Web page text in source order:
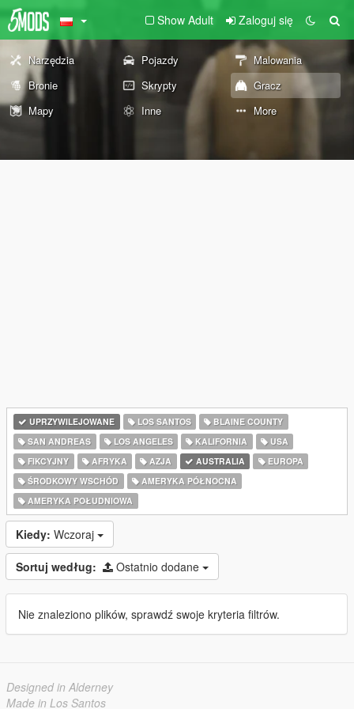
Show Adult Zaloguj się
Narzędzia Pojazdy
Malowania
Bronie
Skrypty
Gracz
Mapy
Inne More
UPRZYWILEJOWANE LOS SANTOS
BLAINE COUNTY
SAN ANDREAS
LOS ANGELES KALIFORNIA
USA
FIKCYJNY
AFRYKA AZJA AUSTRALIA
EUROPA
ŚRODKOWY WSCHÓD
AMERYKA PÓŁNOCNA
AMERYKA POŁUDNIOWA
Kiedy: Wczoraj
Sortuj według: Ostatnio dodane
Nie znaleziono plików, sprawdź swoje kryteria filtrów.
Designed in Alderney
Made in Los Santos